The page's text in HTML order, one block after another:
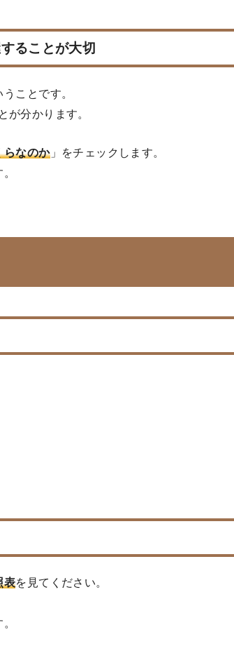
ることが大切
ことです。
が分かります。
らなのか」をチェックします。
表を見てください。